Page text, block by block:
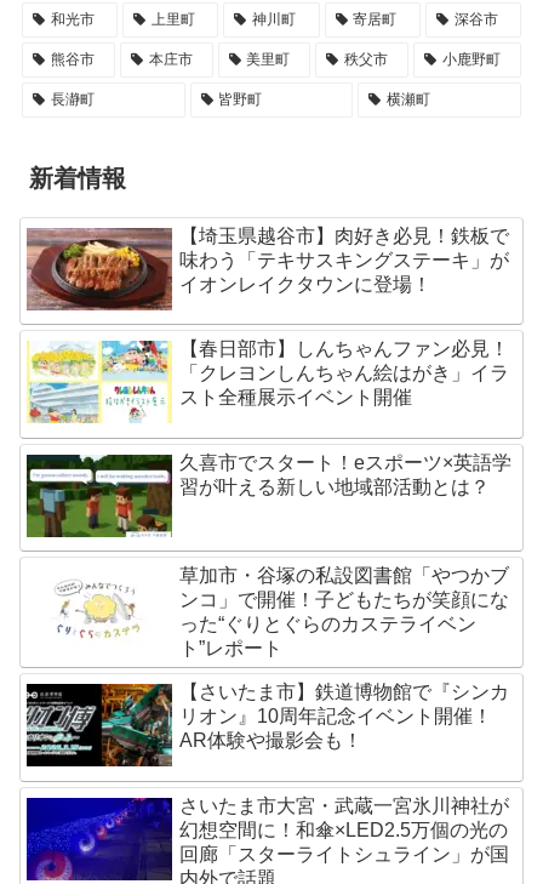
和光市 上里町 神川町 寄居町 深谷市
熊谷市 本庄市 美里町 秩父市 小鹿野町
長瀞町 皆野町 横瀬町
新着情報
【埼玉県越谷市】肉好き必見！鉄板で
味わう「テキサスキングステーキ」が
イオンレイクタウンに登場！
【春日部市】しんちゃんファン必見！
「クレヨンしんちゃん絵はがき」イラ
スト全種展示イベント開催
久喜市でスタート！eスポーツ×英語学
習が叶える新しい地域部活動とは？
草加市・谷塚の私設図書館「やつかブ
ンコ」で開催！子どもたちが笑顔にな
った“ぐりとぐらのカステライベン
ト”レポート
【さいたま市】鉄道博物館で『シンカ
リオン』10周年記念イベント開催！
AR体験や撮影会も！
さいたま市大宮・武蔵一宮氷川神社が
幻想空間に！和傘×LED2.5万個の光の
回廊「スターライトシュライン」が国
内外で話題